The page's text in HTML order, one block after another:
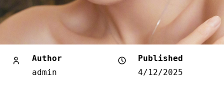
Author
admin
Published
4/12/2025